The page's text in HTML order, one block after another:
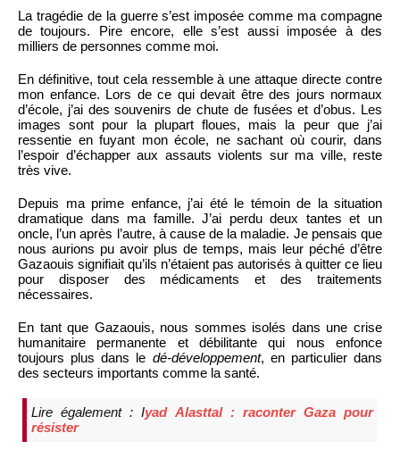
La tragédie de la guerre s’est imposée comme ma compagne
de toujours. Pire encore, elle s’est aussi imposée à des
milliers de personnes comme moi.
En définitive, tout cela ressemble à une attaque directe contre
mon enfance. Lors de ce qui devait être des jours normaux
d’école, j’ai des souvenirs de chute de fusées et d’obus. Les
images sont pour la plupart floues, mais la peur que j’ai
ressentie en fuyant mon école, ne sachant où courir, dans
l’espoir d’échapper aux assauts violents sur ma ville, reste
très vive.
Depuis ma prime enfance, j’ai été le témoin de la situation
dramatique dans ma famille. J’ai perdu deux tantes et un
oncle, l’un après l’autre, à cause de la maladie. Je pensais que
nous aurions pu avoir plus de temps, mais leur péché d’être
Gazaouis signifiait qu’ils n’étaient pas autorisés à quitter ce lieu
pour disposer des médicaments et des traitements
nécessaires.
En tant que Gazaouis, nous sommes isolés dans une crise
humanitaire permanente et débilitante qui nous enfonce
toujours plus dans le dé-développement, en particulier dans
des secteurs importants comme la santé.
Lire également : Iyad Alasttal : raconter Gaza pour
résister